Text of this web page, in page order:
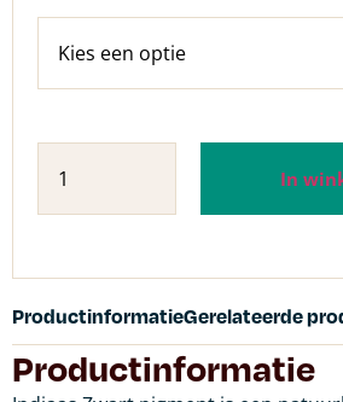
In
ProductinformatieGerelateerde
Productinformatie